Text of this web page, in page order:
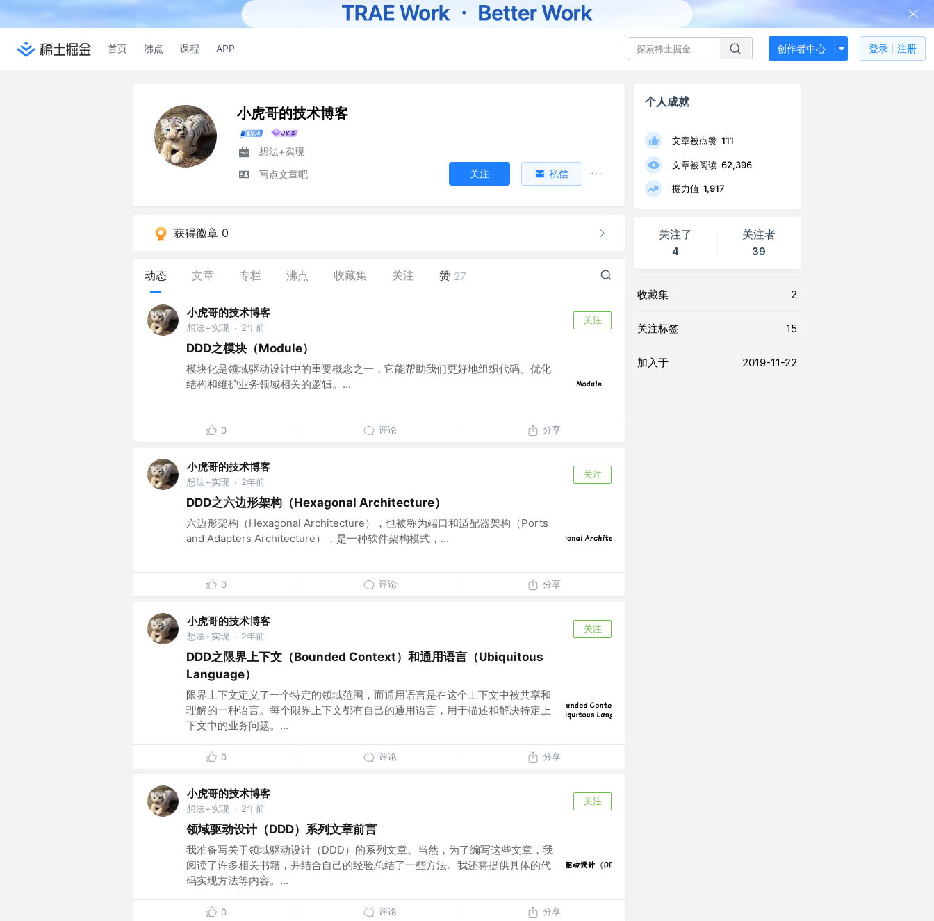
首页 沸点 课程 APP 创作者中心 登录 注册
小虎哥的技术博客
想法+实现
写点文章吧
关注 私信
获得徽章 0
动态 文章 专栏 沸点 收藏集 关注 赞 27
小虎哥的技术博客
想法+实现 · 2年前
关注
DDD之模块（Module）
模块化是领域驱动设计中的重要概念之一，它能帮助我们更好地组织代码、优化
结构和维护业务领域相关的逻辑。...
0 评论 分享
小虎哥的技术博客
想法+实现 · 2年前
关注
DDD之六边形架构（Hexagonal Architecture）
六边形架构（Hexagonal Architecture），也被称为端口和适配器架构（Ports
and Adapters Architecture），是一种软件架构模式，...
0 评论 分享
小虎哥的技术博客
想法+实现 · 2年前
关注
DDD之限界上下文（Bounded Context）和通用语言（Ubiquitous
Language）
限界上下文定义了一个特定的领域范围，而通用语言是在这个上下文中被共享和
理解的一种语言。每个限界上下文都有自己的通用语言，用于描述和解决特定上
下文中的业务问题。...
0 评论 分享
小虎哥的技术博客
想法+实现 · 2年前
关注
领域驱动设计（DDD）系列文章前言
我准备写关于领域驱动设计（DDD）的系列文章。当然，为了编写这些文章，我
阅读了许多相关书籍，并结合自己的经验总结了一些方法。我还将提供具体的代
码实现方法等内容。...
0 评论 分享
个人成就
文章被点赞 111
文章被阅读 62,396
掘力值 1,917
关注了
4
关注者
39
收藏集 2
关注标签 15
加入于 2019-11-22